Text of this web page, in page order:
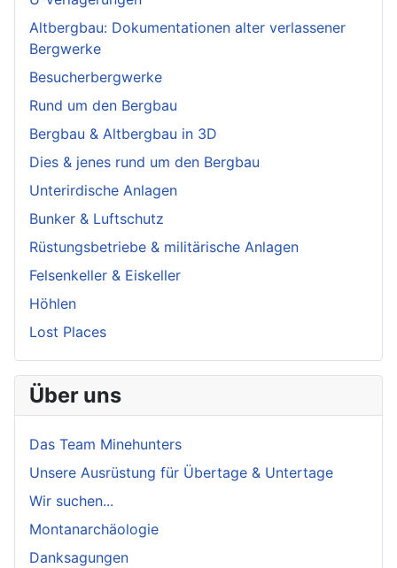
Altbergbau: Dokumentationen alter verlassener
Bergwerke
Besucherbergwerke
Rund um den Bergbau
Bergbau & Altbergbau in 3D
Dies & jenes rund um den Bergbau
Unterirdische Anlagen
Bunker & Luftschutz
Rüstungsbetriebe & militärische Anlagen
Felsenkeller & Eiskeller
Höhlen
Lost Places
Über uns
Das Team Minehunters
Unsere Ausrüstung für Übertage & Untertage
Wir suchen...
Montanarchäologie
Danksagungen